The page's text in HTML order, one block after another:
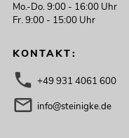
Mo.-Do. 9:00 - 16:00 Uhr
Fr. 9:00 - 15:00 Uhr
KONTAKT:
+49 931 4061 600
info@steinigke.de